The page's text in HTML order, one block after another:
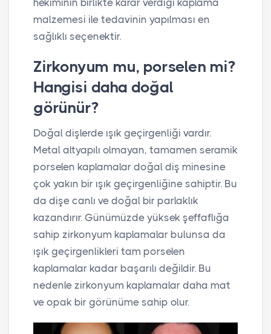
malzemesi ile tedavinin yapılması en
sağlıklı seçenektir.
Zirkonyum mu, porselen mi?
Hangisi daha doğal
görünür?
Doğal dişlerde ışık geçirgenliği vardır.
Metal altyapılı olmayan, tamamen seramik
porselen kaplamalar doğal diş minesine
çok yakın bir ışık geçirgenliğine sahiptir. Bu
da dişe canlı ve doğal bir parlaklık
kazandırır. Günümüzde yüksek şeffaflığa
sahip zirkonyum kaplamalar bulunsa da
ışık geçirgenlikleri tam porselen
kaplamalar kadar başarılı değildir. Bu
nedenle zirkonyum kaplamalar daha mat
ve opak bir görünüme sahip olur.